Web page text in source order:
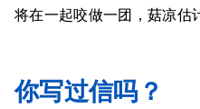
将在一起咬做一团，菇凉估
你写过信吗？